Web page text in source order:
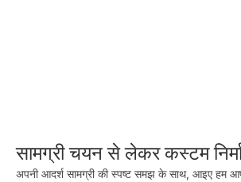
सामग्री चयन से लेकर कस्टम
अपनी आदर्श सामग्री की स्पष्ट समझ के साथ, आइए हम